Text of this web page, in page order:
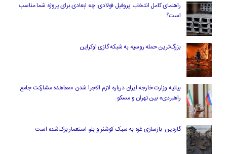
راهنمای کامل انتخاب پروفیل فولادی: چه ابعادی برای پروژه شما مناسب
است؟
بزرگ‌ترین حمله روسیه به شبکه گازی اوکراین
بیانیه وزارت خارجه ایران درباره لازم‌ الاجرا شدن «معاهده مشارکت جامع
راهبردی» بین تهران و مسکو
گاردین: بازسازی غزه به سبک کوشنر و بلر، استعمار بزک‌شده است